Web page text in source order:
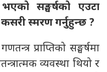
भएको सङ्घर्षको एउटा
स्मरण गर्नुहुन्छ ?
प्राप्तिको सङ्घर्षमा
व्यवस्था थियो र